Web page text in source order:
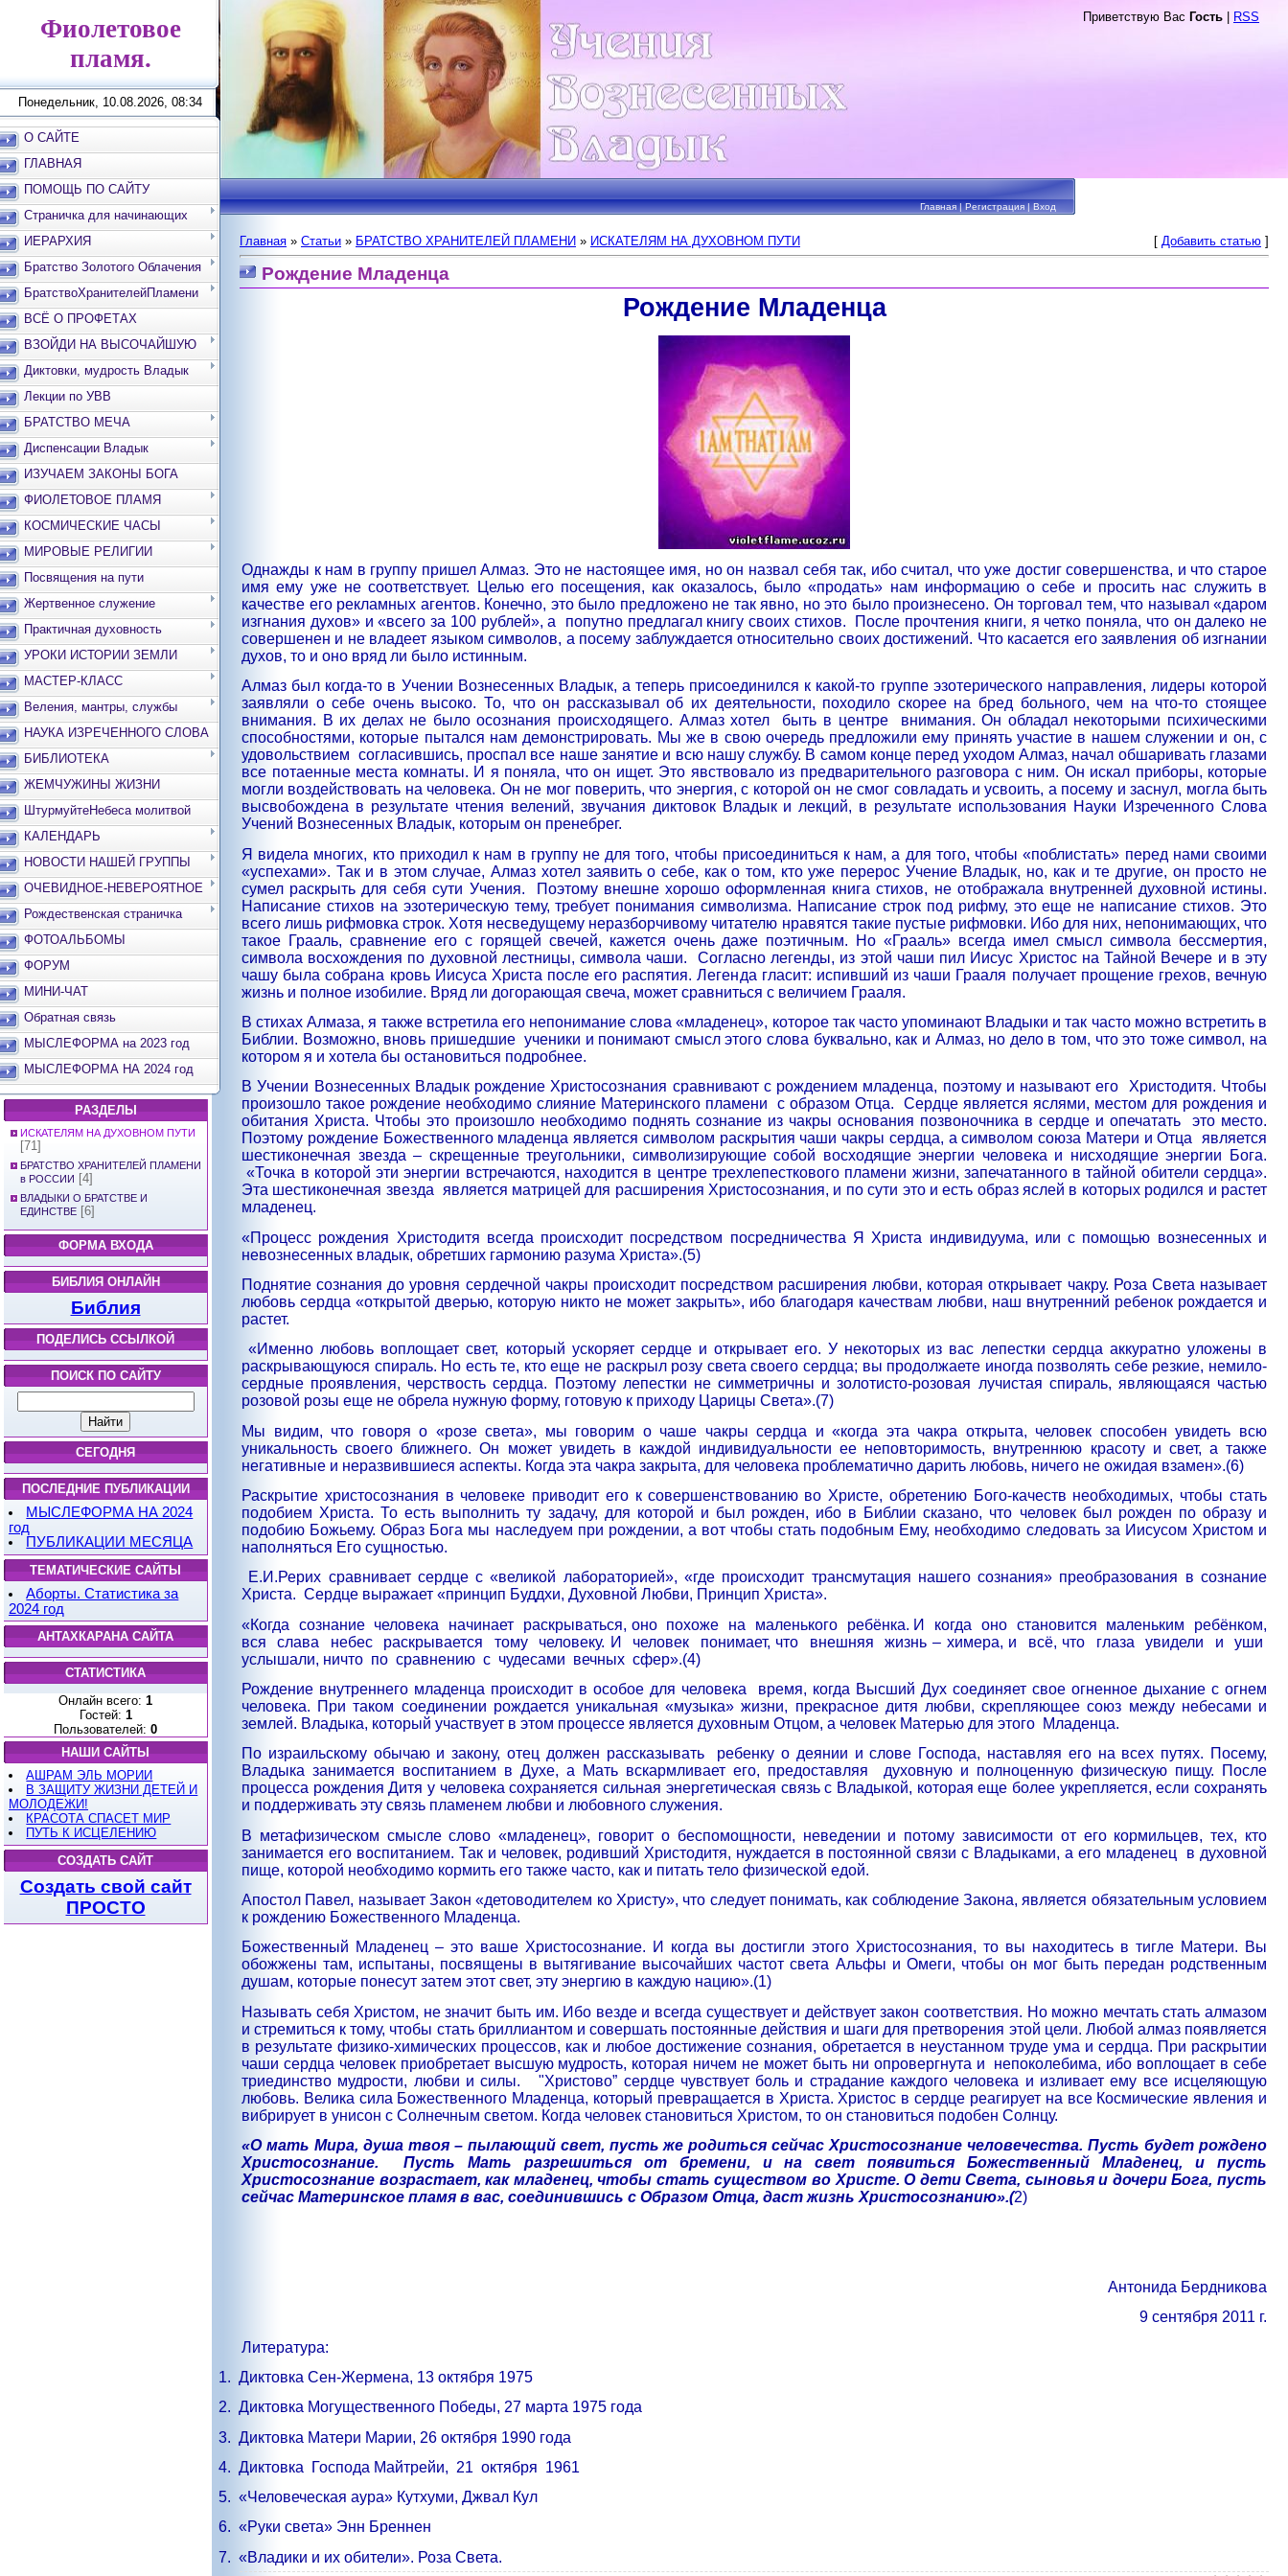
Фиолетовое
пламя.
Понедельник, 10.08.2026, 08:34
О САЙТЕ
ГЛАВНАЯ
ПОМОЩЬ ПО САЙТУ
Страничка для начинающих
ИЕРАРХИЯ
Братство Золотого Облачения
БратствоХранителейПламени
ВСЁ О ПРОФЕТАХ
ВЗОЙДИ НА ВЫСОЧАЙШУЮ
ВЕРШИНУ
Диктовки, мудрость Владык
Лекции по УВВ
БРАТСТВО МЕЧА
Диспенсации Владык
ИЗУЧАЕМ ЗАКОНЫ БОГА
ФИОЛЕТОВОЕ ПЛАМЯ
КОСМИЧЕСКИЕ ЧАСЫ
МИРОВЫЕ РЕЛИГИИ
Посвящения на пути
Жертвенное служение
Практичная духовность
УРОКИ ИСТОРИИ ЗЕМЛИ
МАСТЕР-КЛАСС
Веления, мантры, службы
НАУКА ИЗРЕЧЕННОГО СЛОВА
БИБЛИОТЕКА
ЖЕМЧУЖИНЫ ЖИЗНИ
ШтурмуйтеНебеса молитвой
КАЛЕНДАРЬ
НОВОСТИ НАШЕЙ ГРУППЫ
ОЧЕВИДНОЕ-НЕВЕРОЯТНОЕ
Рождественская страничка
ФОТОАЛЬБОМЫ
ФОРУМ
МИНИ-ЧАТ
Обратная связь
МЫСЛЕФОРМА на 2023 год
МЫСЛЕФОРМА НА 2024 год
РАЗДЕЛЫ
ИСКАТЕЛЯМ НА ДУХОВНОМ ПУТИ
[71]
БРАТСТВО ХРАНИТЕЛЕЙ ПЛАМЕНИ
в РОССИИ [4]
ВЛАДЫКИ О БРАТСТВЕ И
ЕДИНСТВЕ [6]
ФОРМА ВХОДА
БИБЛИЯ ОНЛАЙН
Библия
ПОДЕЛИСЬ ССЫЛКОЙ
ПОИСК ПО САЙТУ
СЕГОДНЯ
ПОСЛЕДНИЕ ПУБЛИКАЦИИ
МЫСЛЕФОРМА НА 2024
год
ПУБЛИКАЦИИ МЕСЯЦА
ТЕМАТИЧЕСКИЕ САЙТЫ
Аборты. Статистика за
2024 год
АНТАХКАРАНА САЙТА
СТАТИСТИКА
Онлайн всего: 1
Гостей: 1
Пользователей: 0
НАШИ САЙТЫ
АШРАМ ЭЛЬ МОРИИ
В ЗАЩИТУ ЖИЗНИ ДЕТЕЙ И
МОЛОДЕЖИ!
КРАСОТА СПАСЕТ МИР
ПУТЬ К ИСЦЕЛЕНИЮ
СОЗДАТЬ САЙТ
Создать свой сайт
ПРОСТО
Приветствую Вас Гость RSS
Главная|Регистрация|Вход
Главная » Статьи » БРАТСТВО ХРАНИТЕЛЕЙ ПЛАМЕНИ » ИСКАТЕЛЯМ НА ДУХОВНОМ ПУТИ [ Добавить статью ]
Рождение Младенца
Рождение Младенца
Однажды к нам в группу пришел Алмаз. Это не настоящее имя, но он назвал себя так, ибо считал, что уже достиг совершенства, и что старое
имя ему уже не соответствует. Целью его посещения, как оказалось, было «продать» нам информацию о себе и просить нас служить в
качестве его рекламных агентов. Конечно, это было предложено не так явно, но это было произнесено. Он торговал тем, что называл «даром
изгнания духов» и «всего за 100 рублей», а
попутно предлагал книгу своих стихов.
После прочтения книги, я четко поняла, что он далеко не
совершенен и не владеет языком символов, а посему заблуждается относительно своих достижений. Что касается его заявления об изгнании
духов, то и оно вряд ли было истинным.
Алмаз был когда-то в Учении Вознесенных Владык, а теперь присоединился к какой-то группе эзотерического направления, лидеры которой
заявляли о себе очень высоко. То, что он рассказывал об их деятельности, походило скорее на бред больного, чем на что-то стоящее
внимания. В их делах не было осознания происходящего. Алмаз хотел
быть в центре
внимания. Он обладал некоторыми психическими
способностями, которые пытался нам демонстрировать. Мы же в свою очередь предложили ему принять участие в нашем служении и он, с
удовольствием согласившись, проспал все наше занятие и всю нашу службу. В самом конце перед уходом Алмаз, начал обшаривать глазами
все потаенные места комнаты. И я поняла, что он ищет. Это явствовало из предварительного разговора с ним. Он искал приборы, которые
могли воздействовать на человека. Он не мог поверить, что энергия, с которой он не смог совладать и усвоить, а посему и заснул, могла быть
высвобождена в результате чтения велений, звучания диктовок Владык и лекций, в результате использования Науки Изреченного Слова
Учений Вознесенных Владык, которым он пренебрег.
Я видела многих, кто приходил к нам в группу не для того, чтобы присоединиться к нам, а для того, чтобы «поблистать» перед нами своими
«успехами». Так и в этом случае, Алмаз хотел заявить о себе, как о том, кто уже перерос Учение Владык, но, как и те другие, он просто не
сумел раскрыть для себя сути Учения.
Поэтому внешне хорошо оформленная книга стихов, не отображала внутренней духовной истины.
Написание стихов на эзотерическую тему, требует понимания символизма. Написание строк под рифму, это еще не написание стихов. Это
всего лишь рифмовка строк. Хотя несведущему неразборчивому читателю нравятся такие пустые рифмовки. Ибо для них, непонимающих, что
такое Грааль, сравнение его с горящей свечей, кажется очень даже поэтичным. Но «Грааль» всегда имел смысл символа бессмертия,
символа восхождения по духовной лестницы, символа чаши.
Согласно легенды, из этой чаши пил Иисус Христос на Тайной Вечере и в эту
чашу была собрана кровь Иисуса Христа после его распятия. Легенда гласит: испивший из чаши Грааля получает прощение грехов, вечную
жизнь и полное изобилие. Вряд ли догорающая свеча, может сравниться с величием Грааля.
В стихах Алмаза, я также встретила его непонимание слова «младенец», которое так часто упоминают Владыки и так часто можно встретить в
Библии. Возможно, вновь пришедшие ученики и понимают смысл этого слова буквально, как и Алмаз, но дело в том, что это тоже символ, на
котором я и хотела бы остановиться подробнее.
В Учении Вознесенных Владык рождение Христосознания сравнивают с рождением младенца, поэтому и называют его
Христодитя. Чтобы
произошло такое рождение необходимо слияние Материнского пламени
с образом Отца.
Сердце является яслями, местом для рождения и
обитания Христа. Чтобы это произошло необходимо поднять сознание из чакры основания позвоночника в сердце и опечатать
это место.
Поэтому рождение Божественного младенца является символом раскрытия чаши чакры сердца, а символом союза Матери и Отца
является
шестиконечная звезда – скрещенные треугольники, символизирующие собой восходящие энергии человека и нисходящие энергии Бога.
«Точка в которой эти энергии встречаются, находится в центре трехлепесткового пламени жизни, запечатанного в тайной обители сердца».
Эта шестиконечная звезда
является матрицей для расширения Христосознания, и по сути это и есть образ яслей в которых родился и растет
младенец.
«Процесс рождения Христодитя всегда происходит посредством посредничества Я Христа индивидуума, или с помощью вознесенных и
невознесенных владык, обретших гармонию разума Христа».(5)
Поднятие сознания до уровня сердечной чакры происходит посредством расширения любви, которая открывает чакру. Роза Света называет
любовь сердца «открытой дверью, которую никто не может закрыть», ибо благодаря качествам любви, наш внутренний ребенок рождается и
растет.
«Именно любовь воплощает свет, который ускоря­ет сердце и открывает его. У некоторых из вас лепестки сердца аккуратно уложены в
раскрывающуюся спираль. Но есть те, кто еще не раскрыл розу света своего сердца; вы продолжаете иногда позволять себе резкие, немило­
сердные проявления, черствость сердца. Поэтому лепестки не симметрич­ны и золотисто-розовая лучистая спираль, являющаяся частью
розовой ро­зы еще не обрела нужную форму, готовую к приходу Царицы Света».(7)
Мы видим, что говоря о «розе света», мы говорим о чаше чакры сердца и «когда эта чакра открыта, человек способен увидеть всю
уникальность своего ближнего. Он может увидеть в каждой индивидуальности ее неповторимость, внутреннюю красоту и свет, а также
негативные и неразвившиеся аспекты. Когда эта чакра закрыта, для человека проблематично дарить любовь, ничего не ожидая взамен».(6)
Раскрытие христосознания в человеке приводит его к совершенствованию во Христе, обретению Бого-качеств необходимых, чтобы стать
подобием Христа. То есть выполнить ту задачу, для которой и был рожден, ибо в Библии сказано, что человек был рожден по образу и
подобию Божьему. Образ Бога мы наследуем при рождении, а вот чтобы стать подобным Ему, необходимо следовать за Иисусом Христом и
наполняться Его сущностью.
Е.И.Рерих сравнивает сердце с «великой лабораторией», «где происходит трансмутация нашего сознания» преобразования в сознание
Христа. Сердце выражает «принцип Буддхи, Духовной Любви, Принцип Христа».
«Когда
сознание человека начинает раскрываться, оно похоже на маленького ребёнка. И когда оно становится маленьким
ребёнком,
вся
слава небес раскрывается тому человеку. И человек понимает, что внешняя жизнь – химера, и всё, что глаза увидели и
уши
услышали, ничто по сравнению с чудесами вечных сфер».(4)
Рождение внутреннего младенца происходит в особое для человека
время, когда Высший Дух соединяет свое огненное дыхание с огнем
человека. При таком соединении рождается уникальная «музыка» жизни, прекрасное дитя любви, скрепляющее союз между небесами и
землей. Владыка, который участвует в этом процессе является духовным Отцом, а человек Матерью для этого Младенца.
По израильскому обычаю и закону, отец должен рассказывать
ребенку о деянии и слове Господа, наставляя его на всех путях. Посему,
Владыка занимается воспитанием в Духе, а Мать вскармливает его, предоставляя
духовную и полноценную физическую пищу. После
процесса рождения Дитя у человека сохраняется сильная энергетическая связь с Владыкой, которая еще более укрепляется, если сохранять
и поддерживать эту связь пламенем любви и любовного служения.
В метафизическом смысле слово «младенец», говорит о беспомощности, неведении и потому зависимости от его кормильцев, тех, кто
занимается его воспитанием. Так и человек, родивший Христодитя, нуждается в постоянной связи с Владыками, а его младенец
в духовной
пище, которой необходимо кормить его также часто, как и питать тело физической едой.
Апостол Павел, называет Закон «детоводителем ко Христу», что следует понимать, как соблюдение Закона, является обязательным условием
к рождению Божественного Младенца.
Божественный Младенец – это ваше Христосознание. И когда вы достигли этого Христосознания, то вы находитесь в тигле Матери. Вы
обожжены там, испытаны, посвящены в вытягивание высочайших частот света Альфы и Омеги, чтобы он мог быть передан родственным
душам, которые понесут затем этот свет, эту энергию в каждую нацию».(1)
Называть себя Христом, не значит быть им. Ибо везде и всегда существует и действует закон соответствия. Но можно мечтать стать алмазом
и стремиться к тому, чтобы стать бриллиантом и совершать постоянные действия и шаги для претворения этой цели. Любой алмаз появляется
в результате физико-химических процессов, как и любое достижение сознания, обретается в неустанном труде ума и сердца. При раскрытии
чаши сердца человек приобретает высшую мудрость, которая ничем не может быть ни опровергнута и
непоколебима, ибо воплощает в себе
триединство мудрости, любви и силы. "Христово” сердце чувствует боль и страдание каждого человека и изливает ему все исцеляющую
любовь. Велика сила Божественного Младенца, который превращается в Христа. Христос в сердце реагирует на все Космические явления и
вибрирует в унисон с Солнечным светом. Когда человек становиться Христом, то он становиться подобен Солнцу.
«О мать Мира, душа твоя – пылающий свет, пусть же родиться сейчас Христосознание человечества. Пусть будет рождено
Христосознание.
Пусть Мать разрешиться от бремени, и на свет появиться Божественный Младенец, и пусть
Христосознание возрастает, как младенец, чтобы стать существом во Христе. О дети Света, сыновья и дочери Бога, пусть
сейчас Материнское пламя в вас, соединившись с Образом Отца, даст жизнь Христосознанию».(2)
Антонида Бердникова
9 сентября 2011 г.
Литература:
1. Диктовка Сен-Жермена, 13 октября 1975
2. Диктовка Могущественного Победы, 27 марта 1975 года
3. Диктовка Матери Марии, 26 октября 1990 года
4. Диктовка Господа Майтрейи, 21 октября 1961
5. «Человеческая аура» Кутхуми, Джвал Кул
6. «Руки света» Энн Бреннен
7. «Владики и их обители». Роза Света.